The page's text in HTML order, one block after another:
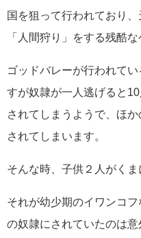
国を狙って行われており
「人間狩り」をする残酷な
ゴッドバレーが行われて
すが奴隷が一人逃げると
されてしまうようで、ほ
されてしまいます。
そんな時、子供２人がくま
それが幼少期のイワンコ
の奴隷にされていたのは意